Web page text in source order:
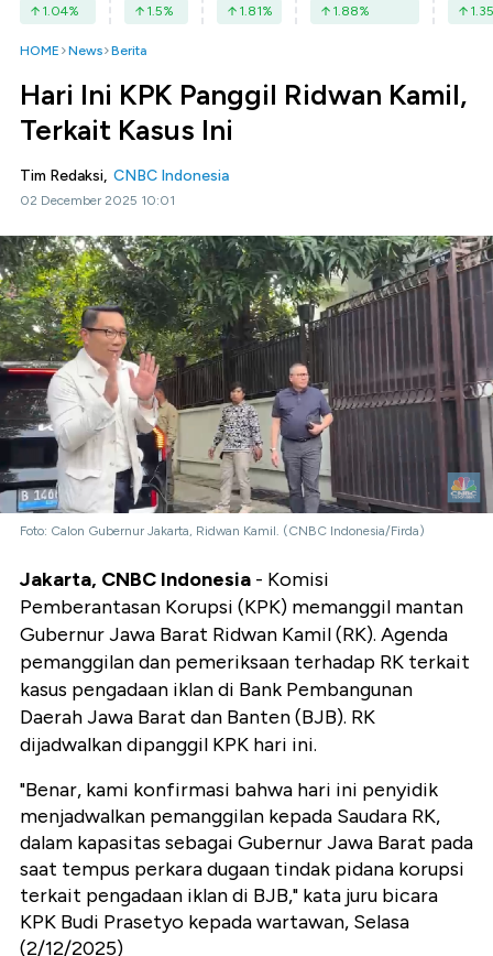
1.04% 1.5% 1.81% 1.88% 1.35
HOME News Berita
Hari Ini KPK Panggil Ridwan Kamil,
Terkait Kasus Ini
Tim Redaksi, CNBC Indonesia
02 December 2025 10:01
Foto: Calon Gubernur Jakarta, Ridwan Kamil. (CNBC Indonesia/Firda)
Jakarta, CNBC Indonesia - Komisi
Pemberantasan Korupsi (KPK) memanggil mantan
Gubernur Jawa Barat Ridwan Kamil (RK). Agenda
pemanggilan dan pemeriksaan terhadap RK terkait
kasus pengadaan iklan di Bank Pembangunan
Daerah Jawa Barat dan Banten (BJB). RK
dijadwalkan dipanggil KPK hari ini.
"Benar, kami konfirmasi bahwa hari ini penyidik
menjadwalkan pemanggilan kepada Saudara RK,
dalam kapasitas sebagai Gubernur Jawa Barat pada
saat tempus perkara dugaan tindak pidana korupsi
terkait pengadaan iklan di BJB," kata juru bicara
KPK Budi Prasetyo kepada wartawan, Selasa
(2/12/2025)